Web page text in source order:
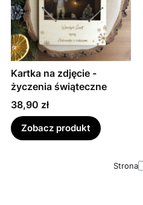
Kartka na zdjęcie -
życzenia świąteczne
Cena
38,90 zł
Zobacz produkt
Strona